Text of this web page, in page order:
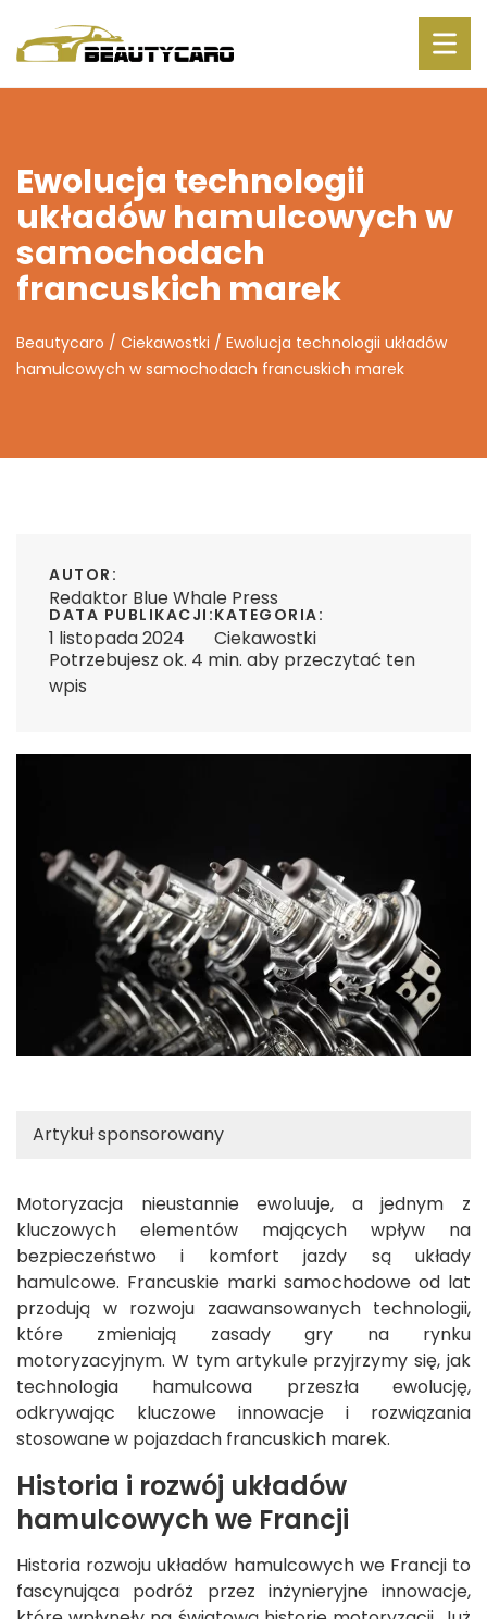
Ewolucja technologii
układów hamulcowych w
samochodach
francuskich marek
Beautycaro / Ciekawostki / Ewolucja technologii układów
hamulcowych w samochodach francuskich marek
AUTOR:
Redaktor Blue Whale Press
DATA PUBLIKACJI:
1 listopada 2024
KATEGORIA:
Ciekawostki
Potrzebujesz ok. 4 min. aby przeczytać ten
wpis
Artykuł sponsorowany
Motoryzacja nieustannie ewoluuje, a jednym z
kluczowych elementów mających wpływ na
bezpieczeństwo i komfort jazdy są układy
hamulcowe. Francuskie marki samochodowe od lat
przodują w rozwoju zaawansowanych technologii,
które zmieniają zasady gry na rynku
motoryzacyjnym. W tym artykule przyjrzymy się, jak
technologia hamulcowa przeszła ewolucję,
odkrywając kluczowe innowacje i rozwiązania
stosowane w pojazdach francuskich marek.
Historia i rozwój układów
hamulcowych we Francji
Historia rozwoju układów hamulcowych we Francji to
fascynująca podróż przez inżynieryjne innowacje,